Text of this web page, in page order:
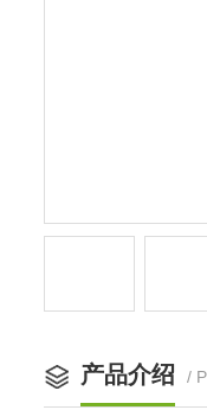
产品介绍 /